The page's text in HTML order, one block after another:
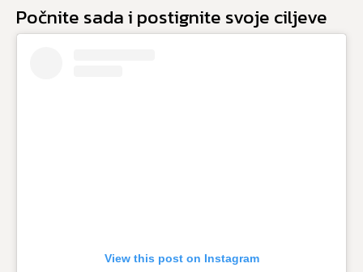
Počnite sada i postignite svoje ciljeve
View this post on Instagram